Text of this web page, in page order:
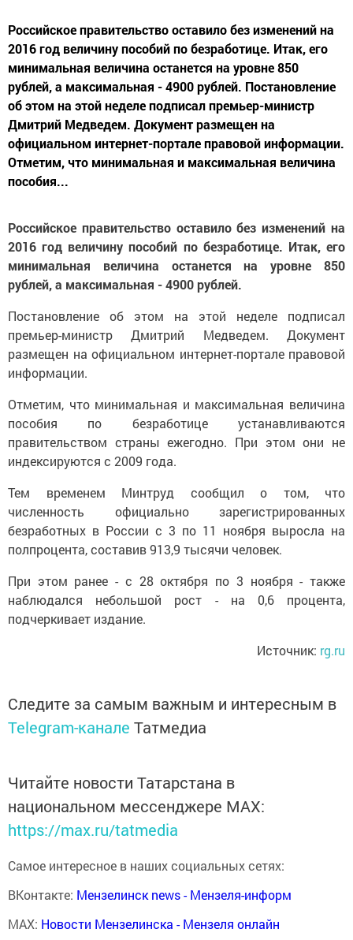
Российское правительство оставило без изменений на
2016 год величину пособий по безработице. Итак, его
минимальная величина останется на уровне 850
рублей, а максимальная - 4900 рублей. Постановление
об этом на этой неделе подписал премьер-министр
Дмитрий Медведем. Документ размещен на
официальном интернет-портале правовой информации.
Отметим, что минимальная и максимальная величина
пособия...
Российское правительство оставило без изменений на
2016 год величину пособий по безработице. Итак, его
минимальная величина останется на уровне 850
рублей, а максимальная - 4900 рублей.
Постановление об этом на этой неделе подписал
премьер-министр Дмитрий Медведем. Документ
размещен на официальном интернет-портале правовой
информации.
Отметим, что минимальная и максимальная величина
пособия по безработице устанавливаются
правительством страны ежегодно. При этом они не
индексируются с 2009 года.
Тем временем Минтруд сообщил о том, что
численность официально зарегистрированных
безработных в России с 3 по 11 ноября выросла на
полпроцента, составив 913,9 тысячи человек.
При этом ранее - с 28 октября по 3 ноября - также
наблюдался небольшой рост - на 0,6 процента,
подчеркивает издание.
Источник: rg.ru
Следите за самым важным и интересным в
Telegram-канале Татмедиа
Читайте новости Татарстана в
национальном мессенджере MАХ:
https://max.ru/tatmedia
Самое интересное в наших социальных сетях:
ВКонтакте: Мензелинск news - Мензеля-информ
MAX: Новости Мензелинска - Мензеля онлайн